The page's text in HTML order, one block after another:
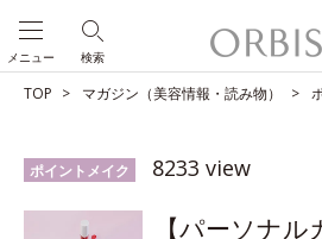
検索
メニュー
TOP マガジン（美容情報・読み物）
ポイントメイク 8233 view
【パーソナ